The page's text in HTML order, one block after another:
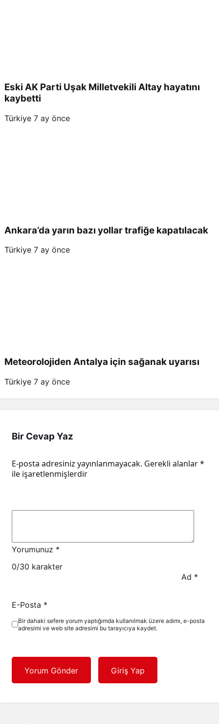
Eski AK Parti Uşak Milletvekili Altay hayatını
kaybetti
Türkiye 7 ay önce
Ankara’da yarın bazı yollar trafiğe kapatılacak
Türkiye 7 ay önce
Meteorolojiden Antalya için sağanak uyarısı
Türkiye 7 ay önce
Bir Cevap Yaz
E-posta adresiniz yayınlanmayacak. Gerekli alanlar*
ile işaretlenmişlerdir
Yorumunuz *
0/30 karakter
Ad *
E-Posta *
Bir dahaki sefere yorum yaptığımda kullanılmak üzere adımı, e-posta
adresimi ve web site adresimi bu tarayıcıya kaydet.
Yorum Gönder Giriş Yap